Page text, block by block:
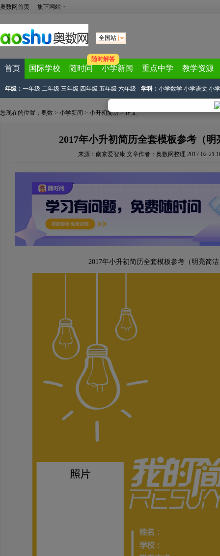
奥数网首页 旗下网站
全国站
首页 国际学校 随时问
随时解答
小学新闻 重点中学 教学资源
年级： 一年级 二年级 三年级 四年级 五年级 六年级 学科： 小学数学 小学语文 小
您现在的位置： 奥数 > 小学新闻 > 小升初简历> 正文
2017年小升初简历全套模板参考（明
来源： 南京爱智康文章作者：奥数网整理 2017-02-21
2017年小升初简历全套模板参考（明亮简